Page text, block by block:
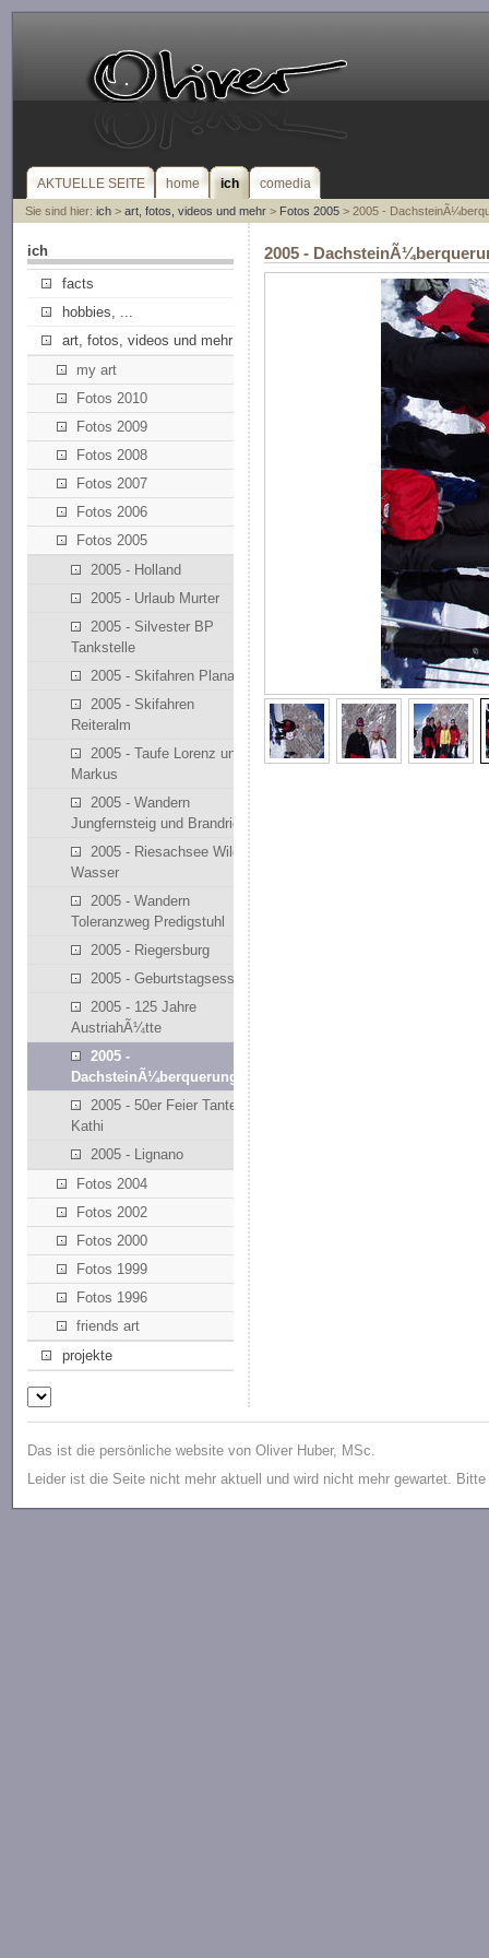
AKTUELLE SEITE home ich comedia
Sie sind hier: ich> art, fotos, videos und mehr> Fotos 2005> 2005 -
ich
facts
hobbies, ...
art, fotos, videos und mehr
my art
Fotos 2010
Fotos 2009
Fotos 2008
Fotos 2007
Fotos 2006
Fotos 2005
2005 - Holland
2005 - Urlaub Murter
2005 - Silvester BP
Tankstelle
2005 - Skifahren Planai
2005 - Skifahren
Reiteralm
2005 - Taufe Lorenz und
Markus
2005 - Wandern
Jungfernsteig und Brandriedl
2005 - Riesachsee Wilde
Wasser
2005 - Wandern
Toleranzweg Predigstuhl
2005 - Riegersburg
2005 - Geburtstagsessen
2005 - 125 Jahre
AustriahÃ¼tte
2005 -
DachsteinÃ¼berquerung
2005 - 50er Feier Tante
Kathi
2005 - Lignano
Fotos 2004
Fotos 2002
Fotos 2000
Fotos 1999
Fotos 1996
friends art
projekte
2005 -
Das ist die persönliche website von Oliver Huber, MSc.
Leider ist die Seite nicht mehr aktuell und wird nicht mehr gewartet.